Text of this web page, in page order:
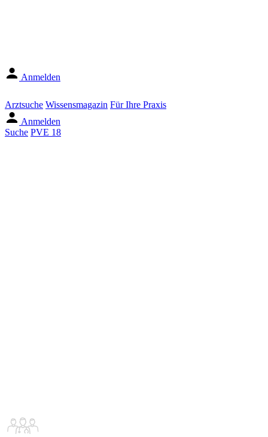
Anmelden
Arztsuche Wissensmagazin Für Ihre Praxis
Anmelden
Suche PVE 18